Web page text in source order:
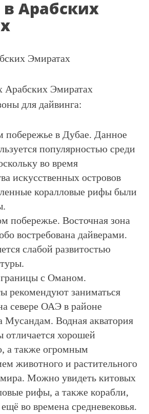
Арабских
Эмиратах
для дайвинга:
побережье в Дубае. Данное
популярностью среди
во время
искусственных островов
коралловые рифы были
побережье. Восточная зона
востребована дайверами.
слабой развитостью
границы с Оманом.
рекомендуют заниматься
севере ОАЭ в районе
Мусандам. Водная акватория
отличается хорошей
а также огромным
животного и растительного
мира. Можно увидеть китовых
рифы, а также корабли,
во времена средневековья.